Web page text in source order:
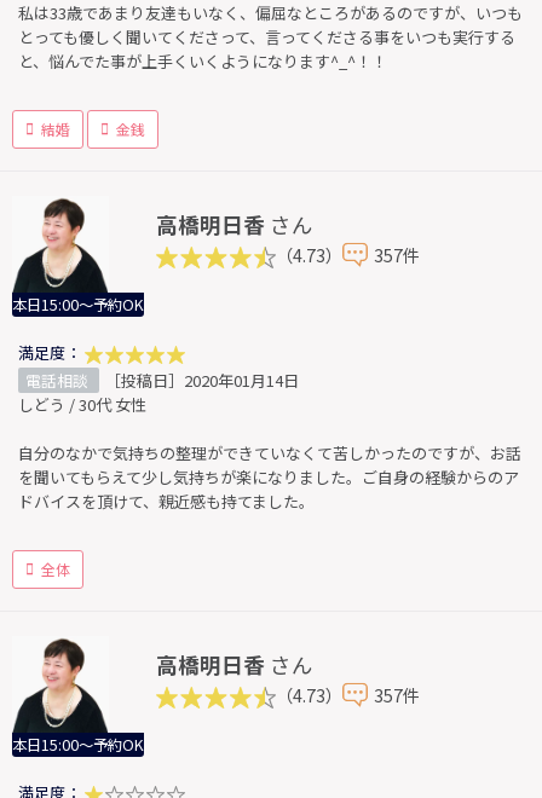
私は33歳であまり友達もいなく、偏屈なところがあるのですが、いつも
とっても優しく聞いてくださって、言ってくださる事をいつも実行する
と、悩んでた事が上手くいくようになります^_^！！
結婚 金銭
本日15:00～予約OK
高橋明日香 さん
（4.73） 357件
満足度：
電話相談
［投稿日］2020年01月14日
しどう / 30代 女性
自分のなかで気持ちの整理ができていなくて苦しかったのですが、お話
を聞いてもらえて少し気持ちが楽になりました。ご自身の経験からのア
ドバイスを頂けて、親近感も持てました。
全体
本日15:00～予約OK
高橋明日香 さん
（4.73） 357件
満足度：